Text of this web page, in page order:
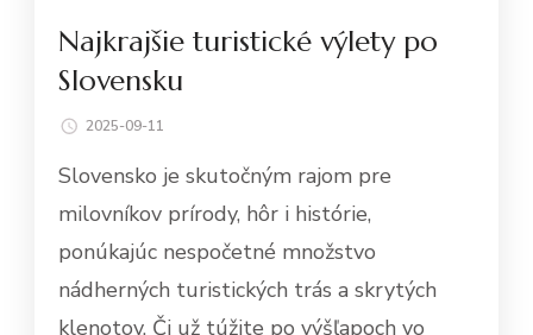
Najkrajšie turistické výlety po
Slovensku
2025-09-11
Slovensko je skutočným rajom pre
milovníkov prírody, hôr i histórie,
ponúkajúc nespočetné množstvo
nádherných turistických trás a skrytých
klenotov. Či už túžite po výšľapoch vo